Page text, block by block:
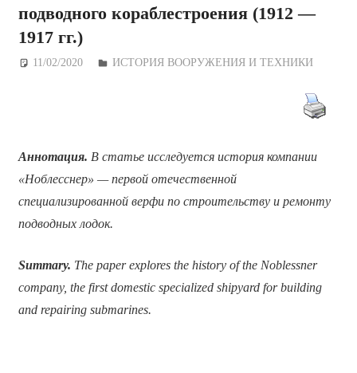
подводного кораблестроения (1912 —
1917 гг.)
11/02/2020 Дежурный по Редакции
ИСТОРИЯ ВООРУЖЕНИЯ И ТЕХНИКИ
Аннотация. В статье исследуется история компании
«Ноблесснер» — первой отечественной
специализированной верфи по строительству и ремонту
подводных лодок.
Summary. The paper explores the history of the Noblessner
company, the first domestic specialized shipyard for building
and repairing submarines.